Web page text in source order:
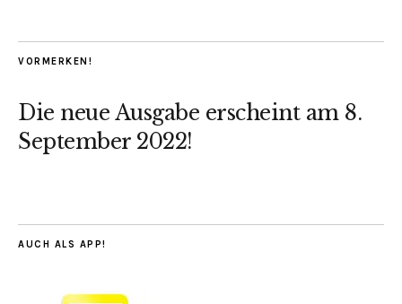
VORMERKEN!
Die neue Ausgabe erscheint am 8.
September 2022!
AUCH ALS APP!